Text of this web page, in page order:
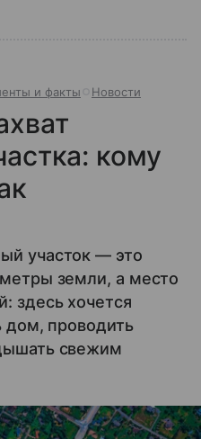
и факты Новости
кому
участок — это
земли, а место
здесь хочется
дом, проводить
свежим